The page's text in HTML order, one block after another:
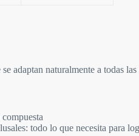
adaptan naturalmente a todas
todo lo que necesita para